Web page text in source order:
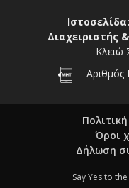
Ιστοσελίδα:
Διαχειριστής
Κλειώ
Αριθμός
Όροι
Δήλωση
Say Yes to